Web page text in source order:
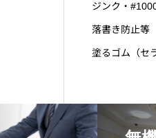
ジンク・
落書き防止等
塗るゴム（セ